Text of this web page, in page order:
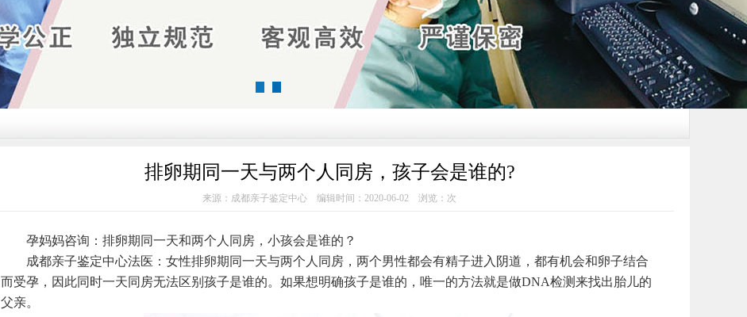
排卵期同一天与两个人同房，孩子会是谁的?
来源：成都亲子鉴定中心 编辑时间：2020-06-02 浏览： 次
孕妈妈咨询：排卵期同一天和两个人同房，小孩会是谁的？
成都亲子鉴定中心法医：女性排卵期同一天与两个人同房，两个男性都会有精子进入阴道，都有机会和卵子结合
而受孕，因此同时一天同房无法区别孩子是谁的。如果想明确孩子是谁的，唯一的方法就是做DNA检测来找出胎儿的
父亲。